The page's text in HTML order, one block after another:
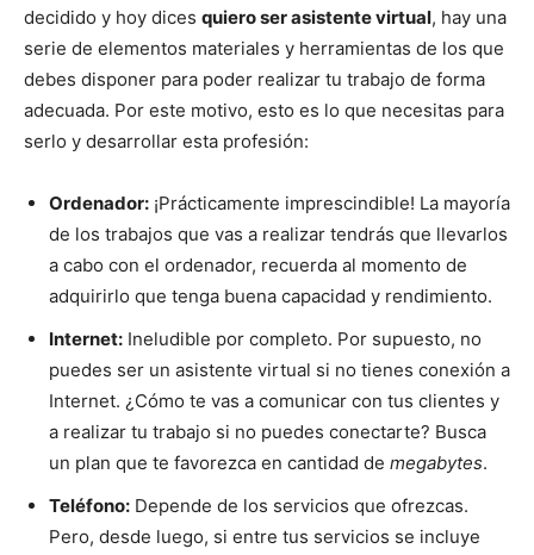
decidido y hoy dices quiero ser asistente virtual, hay una
serie de elementos materiales y herramientas de los que
debes disponer para poder realizar tu trabajo de forma
adecuada. Por este motivo, esto es lo que necesitas para
serlo y desarrollar esta profesión:
Ordenador: ¡Prácticamente imprescindible! La mayoría
de los trabajos que vas a realizar tendrás que llevarlos
a cabo con el ordenador, recuerda al momento de
adquirirlo que tenga buena capacidad y rendimiento.
Internet: Ineludible por completo. Por supuesto, no
puedes ser un asistente virtual si no tienes conexión a
Internet. ¿Cómo te vas a comunicar con tus clientes y
a realizar tu trabajo si no puedes conectarte? Busca
un plan que te favorezca en cantidad de megabytes.
Teléfono: Depende de los servicios que ofrezcas.
Pero, desde luego, si entre tus servicios se incluye